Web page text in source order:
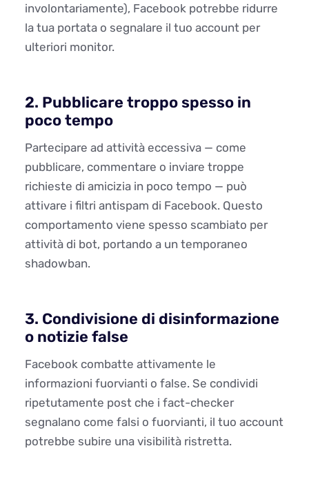
involontariamente), Facebook potrebbe ridurre
la tua portata o segnalare il tuo account per
ulteriori monitor.
2. Pubblicare troppo spesso in
poco tempo
Partecipare ad attività eccessiva — come
pubblicare, commentare o inviare troppe
richieste di amicizia in poco tempo — può
attivare i filtri antispam di Facebook. Questo
comportamento viene spesso scambiato per
attività di bot, portando a un temporaneo
shadowban.
3. Condivisione di disinformazione
o notizie false
Facebook combatte attivamente le
informazioni fuorvianti o false. Se condividi
ripetutamente post che i fact-checker
segnalano come falsi o fuorvianti, il tuo account
potrebbe subire una visibilità ristretta.